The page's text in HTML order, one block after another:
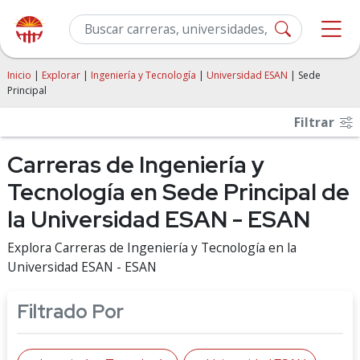
Inicio | Explorar | Ingeniería y Tecnología | Universidad ESAN | Sede
Principal
Filtrar
Carreras de Ingeniería y
Tecnología en Sede Principal de
la Universidad ESAN - ESAN
Explora Carreras de Ingeniería y Tecnología en la
Universidad ESAN - ESAN
Filtrado Por